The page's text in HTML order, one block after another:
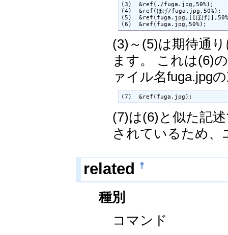
(3)  &ref(./fuga.jpg,50%);
(4)  &ref(ほげ/fuga.jpg,50%);
(5)  &ref(fuga.jpg,[[ほげ
(6)  &ref(fuga.jpg,50%);
(3)～(5)は期待通
ます。 これは(6)
ァイル名fuga.jpg
(7)  &ref(fuga.jpg);
(7)は(6)と似た記
されているため、
related †
種別
コマンド